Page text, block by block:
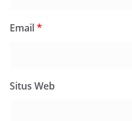
Email*
Situs Web